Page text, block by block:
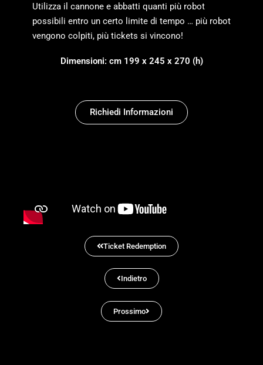
Utilizza il cannone e abbatti quanti più robot
possibili entro un certo limite di tempo … più robot
vengono colpiti, più tickets si vincono!
Dimensioni: cm 199 x 245 x 270 (h)
Richiedi Informazioni
Ticket Redemption
Indietro
Prossimo